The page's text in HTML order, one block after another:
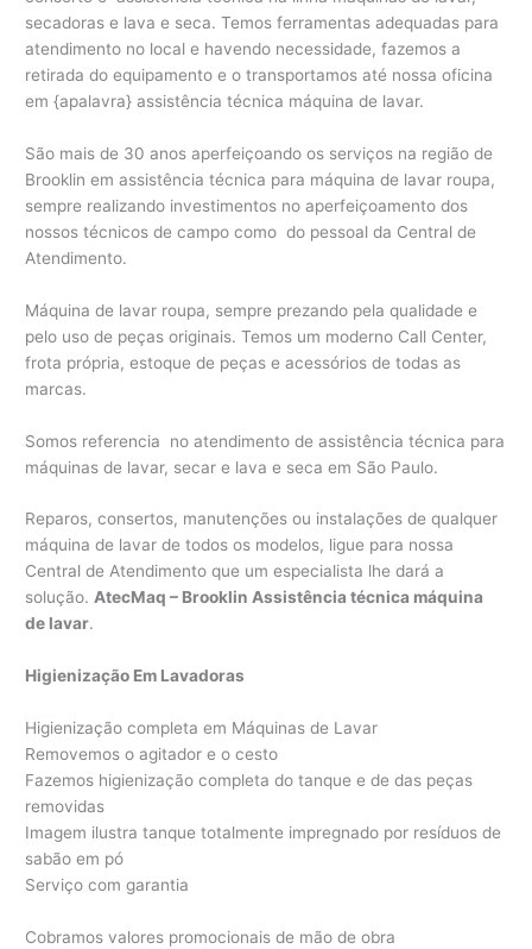
secadoras e lava e seca. Temos ferramentas adequadas para
atendimento no local e havendo necessidade, fazemos a
retirada do equipamento e o transportamos até nossa oficina
em {apalavra} assistência técnica máquina de lavar.
São mais de 30 anos aperfeiçoando os serviços na região de
Brooklin em assistência técnica para máquina de lavar roupa,
sempre realizando investimentos no aperfeiçoamento dos
nossos técnicos de campo como do pessoal da Central de
Atendimento.
Máquina de lavar roupa, sempre prezando pela qualidade e
pelo uso de peças originais. Temos um moderno Call Center,
frota própria, estoque de peças e acessórios de todas as
marcas.
Somos referencia no atendimento de assistência técnica para
máquinas de lavar, secar e lava e seca em São Paulo.
Reparos, consertos, manutenções ou instalações de qualquer
máquina de lavar de todos os modelos, ligue para nossa
Central de Atendimento que um especialista lhe dará a
solução.AtecMaq – Brooklin Assistência técnica máquina
de lavar.
Higienização Em Lavadoras
Higienização completa em Máquinas de Lavar
Removemos o agitador e o cesto
Fazemos higienização completa do tanque e de das peças
removidas
Imagem ilustra tanque totalmente impregnado por resíduos de
sabão em pó
Serviço com garantia
Cobramos valores promocionais de mão de obra